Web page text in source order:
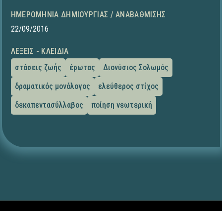
ΗΜΕΡΟΜΗΝΊΑ ΔΗΜΙΟΥΡΓΊΑΣ / ΑΝΑΒΆΘΜΙΣΗΣ
22/09/2016
ΛΈΞΕΙΣ - ΚΛΕΙΔΙΆ
στάσεις ζωής
έρωτας
Διονύσιος Σολωμός
δραματικός μονόλογος
ελεύθερος στίχος
δεκαπεντασύλλαβος
ποίηση νεωτερική